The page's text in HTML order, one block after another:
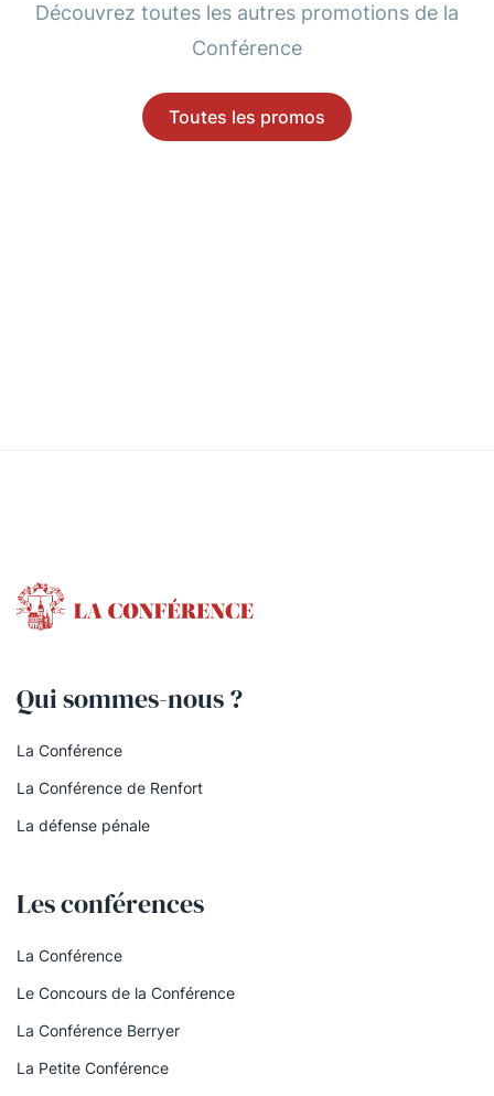
Découvrez toutes les autres promotions de la
Conférence
Toutes les promos
Qui sommes-nous ?
La Conférence
La Conférence de Renfort
La défense pénale
Les conférences
La Conférence
Le Concours de la Conférence
La Conférence Berryer
La Petite Conférence